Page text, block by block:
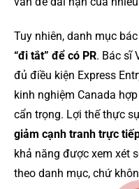
Tuy nhiên, danh mục
“đi tắt” để có PR. Bác sĩ
đủ điều kiện Express
kinh nghiệm Canada
cẩn trọng. Lợi thế thực
giảm cạnh tranh trực
khả năng được xem xét
theo danh mục, chứ